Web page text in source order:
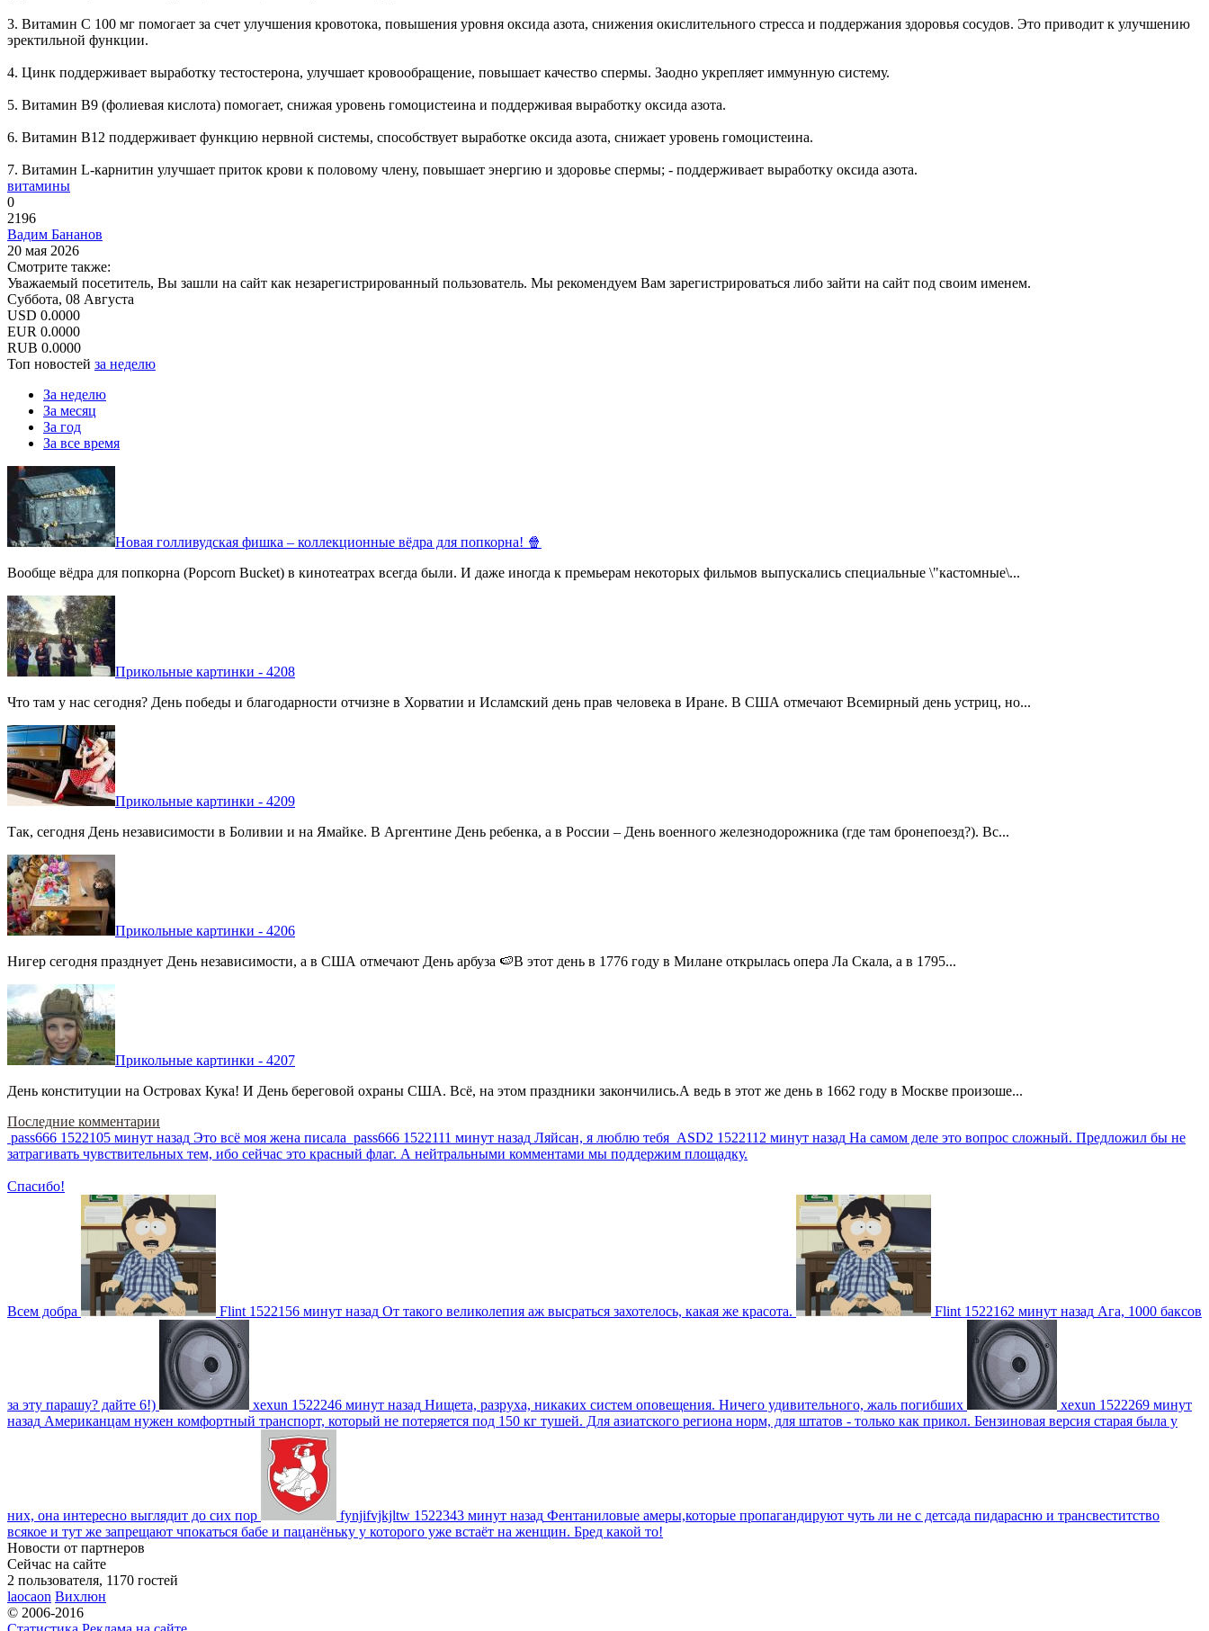
3. Витамин С 100 мг помогает за счет улучшения кровотока, повышения уровня оксида азота, снижения окислительного стресса и поддержания здоровья сосудов. Это приводит к улучшению
эректильной функции.
4. Цинк поддерживает выработку тестостерона, улучшает кровообращение, повышает качество спермы. Заодно укрепляет иммунную систему.
5. Витамин B9 (фолиевая кислота) помогает, снижая уровень гомоцистеина и поддерживая выработку оксида азота.
6. Витамин B12 поддерживает функцию нервной системы, способствует выработке оксида азота, снижает уровень гомоцистеина.
7. Витамин L-карнитин улучшает приток крови к половому члену, повышает энергию и здоровье спермы; - поддерживает выработку оксида азота.
витамины
0
2196
Вадим Бананов
20 мая 2026
Смотрите также:
Уважаемый посетитель, Вы зашли на сайт как незарегистрированный пользователь. Мы рекомендуем Вам зарегистрироваться либо зайти на сайт под своим именем.
Суббота, 08 Августа
USD 0.0000
EUR 0.0000
RUB 0.0000
Топ новостей за неделю
За неделю
За месяц
За год
За все время
Новая голливудская фишка – коллекционные вёдра для попкорна! 🍿
Вообще вёдра для попкорна (Popcorn Bucket) в кинотеатрах всегда были. И даже иногда к премьерам некоторых фильмов выпускались специальные \"кастомные\...
Прикольные картинки - 4208
Что там у нас сегодня? День победы и благодарности отчизне в Хорватии и Исламский день прав человека в Иране. В США отмечают Всемирный день устриц, но...
Прикольные картинки - 4209
Так, сегодня День независимости в Боливии и на Ямайке. В Аргентине День ребенка, а в России – День военного железнодорожника (где там бронепоезд?). Вс...
Прикольные картинки - 4206
Нигер сегодня празднует День независимости, а в США отмечают День арбуза 🍉В этот день в 1776 году в Милане открылась опера Ла Скала, а в 1795...
Прикольные картинки - 4207
День конституции на Островах Кука! И День береговой охраны США. Всё, на этом праздники закончились.А ведь в этот же день в 1662 году в Москве произоше...
Последние комментарии
pass666 1522105 минут назад Это всё моя жена писала pass666 1522111 минут назад Ляйсан, я люблю тебя ASD2 1522112 минут назад На самом деле это вопрос сложный. Предложил бы не
затрагивать чувствительных тем, ибо сейчас это красный флаг. А нейтральными комментами мы поддержим площадку.
Спасибо!
Всем добра Flint 1522156 минут назад От такого великолепия аж высраться захотелось, какая же красота. Flint 1522162 минут назад Ага, 1000 баксов
за эту парашу? дайте 6!) xexun 1522246 минут назад Нищета, разруха, никаких систем оповещения. Ничего удивительного, жаль погибших xexun 1522269 минут
назад Американцам нужен комфортный транспорт, который не потеряется под 150 кг тушей. Для азиатского региона норм, для штатов - только как прикол. Бензиновая версия старая была у
них, она интересно выглядит до сих пор fynjifvjkjltw 1522343 минут назад Фентаниловые амеры,которые пропагандируют чуть ли не с детсада пидарасню и трансвеститство
всякое и тут же запрещают чпокаться бабе и пацанёньку у которого уже встаёт на женщин. Бред какой то!
Новости от партнеров
Сейчас на сайте
2 пользователя, 1170 гостей
laocaon Вихлюн
© 2006-2016